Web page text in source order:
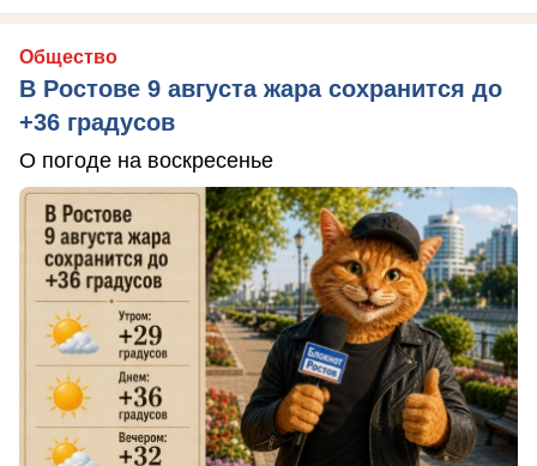
Общество
В Ростове 9 августа жара сохранится до
+36 градусов
О погоде на воскресенье